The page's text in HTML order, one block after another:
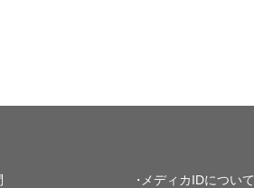
メディカIDについて